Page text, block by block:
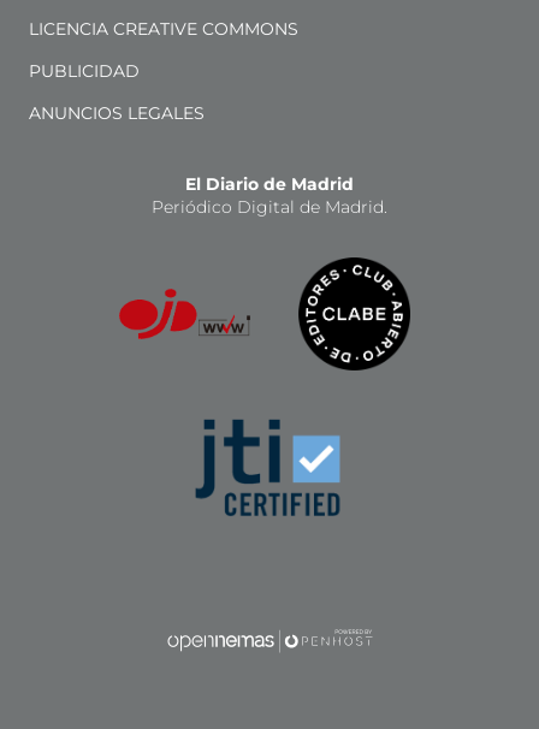
LICENCIA CREATIVE COMMONS
PUBLICIDAD
ANUNCIOS LEGALES
El Diario de Madrid
Periódico Digital de Madrid.